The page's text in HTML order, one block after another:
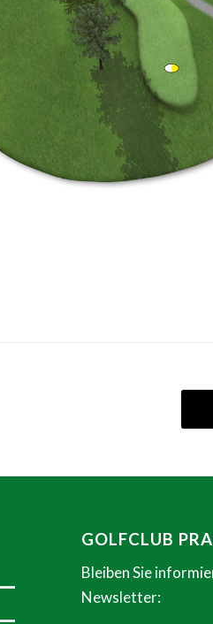
GOLFCLUB
Bleiben Sie
Newsletter: